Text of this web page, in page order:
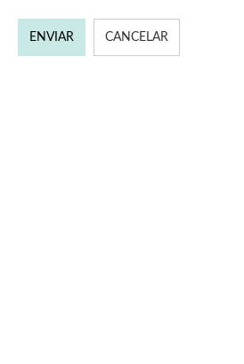
ENVIAR CANCELAR